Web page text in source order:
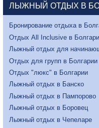
ЛЫЖНЫЙ ОТДЫХ В
Бронирование отдыха в
Отдых All Inclusive в
Лыжный отдых для
Отдых для групп в Болгарии
Отдых "люкс" в Болгарии
Лыжный отдых в Банско
Лыжный отдых в Пампорово
Лыжный отдых в Боровец
Лыжный отдых в Чепеларе